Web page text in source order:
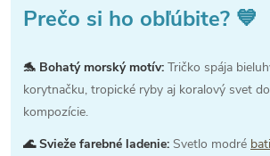
Prečo si ho obľúbite? 💙
🐬 Bohatý morský motív: Tričko spája
korytnačku, tropické ryby aj koralový svet
kompozície.
🌊 Svieže farebné ladenie: Svetlo modré